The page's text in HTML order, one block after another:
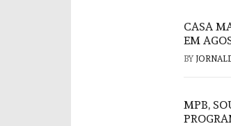
CASA
EM
BY
MPB,